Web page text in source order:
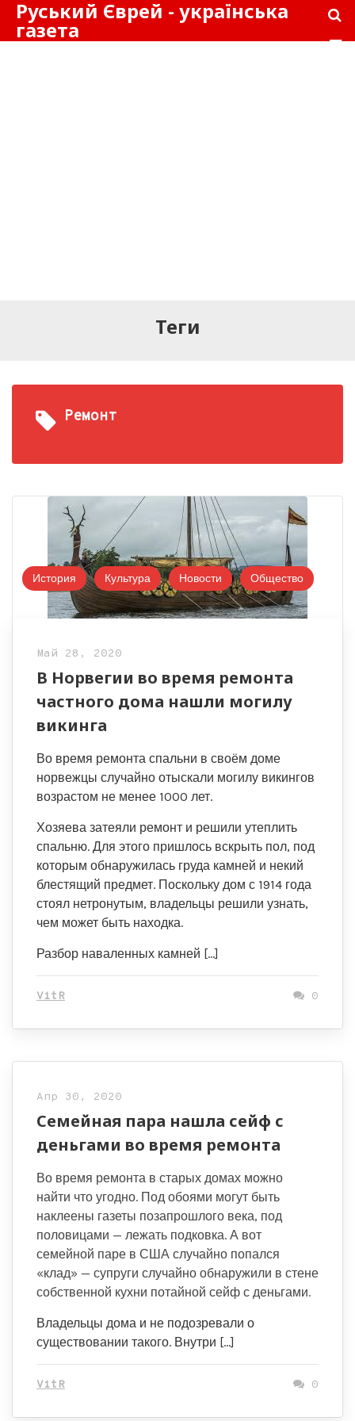
Руський Єврей - українська
газета
Теги
Ремонт
История Культура Новости Общество
Май 28, 2020
В Норвегии во время ремонта
частного дома нашли могилу
викинга
Во время ремонта спальни в своём доме
норвежцы случайно отыскали могилу викингов
возрастом не менее 1000 лет.
Хозяева затеяли ремонт и решили утеплить
спальню. Для этого пришлось вскрыть пол, под
которым обнаружилась груда камней и некий
блестящий предмет. Поскольку дом с 1914 года
стоял нетронутым, владельцы решили узнать,
чем может быть находка.
Разбор наваленных камней […]
VitR 0
Апр 30, 2020
Семейная пара нашла сейф с
деньгами во время ремонта
Во время ремонта в старых домах можно
найти что угодно. Под обоями могут быть
наклеены газеты позапрошлого века, под
половицами — лежать подковка. А вот
семейной паре в США случайно попался
«клад» — супруги случайно обнаружили в стене
собственной кухни потайной сейф с деньгами.
Владельцы дома и не подозревали о
существовании такого. Внутри […]
VitR 0